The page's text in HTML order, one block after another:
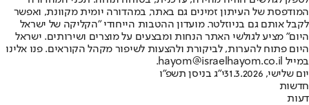
המודפסת של העיתון זמינים גם באתר, במהדורה יומית מקוונת, ואפשר
לקבל אותם גם בניוזלטר. מועדון ההטבות הייחודי "הקליקה של ישראל
היום" מציע לגולשי האתר הנחות ומבצעים על מוצרים ושירותים. ישראל
היום פתוח להערות, לביקורת ולהצעות לשיפור מקהל הקוראים. פנו אלינו
במייל hayom@israelhayom.co.il.
יום שלישי, 31.3.2026
י"ג בניסן תשפ"ו
חדשות
דעות